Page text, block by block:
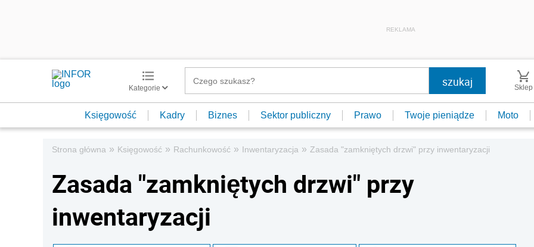
REKLAMA
Kategorie Sklep
Księgowość Kadry Biznes Sektor publiczny Prawo Twoje pieniądze Moto
Strona główna » Księgowość » Rachunkowość » Inwentaryzacja » Zasada "zamkniętych drzwi" przy inwentaryzacji
Zasada "zamkniętych drzwi" przy
inwentaryzacji